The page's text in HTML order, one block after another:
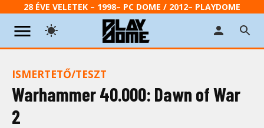
28 ÉVE VELETEK – 1998– PC DOME / 2012– PLAYDOME
ISMERTETŐ/TESZT
Warhammer 40.000: Dawn of War
2